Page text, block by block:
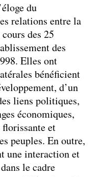
du
relations entre la
des 25
des
Elles ont
bénéficient
d’un
liens politiques,
économiques,
et
peuples. En outre,
une interaction et
le cadre